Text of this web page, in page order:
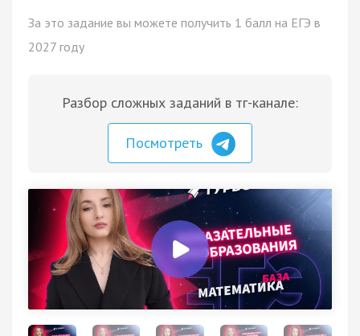
За это задание вы можете получить 1 балл на ЕГЭ в
2027 году
Разбор сложных заданий в тг-канале:
Посмотреть